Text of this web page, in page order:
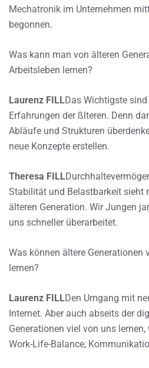
Mechatronik im Unternehmen
begonnen.
Was kann man von älteren
Arbeitsleben lernen?
Laurenz FILLDas Wichtigste
Erfahrungen der ßlteren. Denn
Abläufe und Strukturen
neue Konzepte erstellen.
Theresa FILL
Stabilität und Belastbarkeit sieht
älteren Generation. Wir Jungen
uns schneller überarbeitet.
Was können ältere Generationen
lernen?
Laurenz FILLDen Umgang mit
Internet. Aber auch abseits der
Generationen viel von uns
Work-Life-Balance,